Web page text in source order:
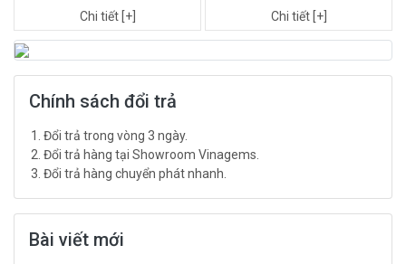
Chi tiết [+]
Chi tiết [+]
Chính sách đổi trả
Đổi trả trong vòng 3 ngày.
Đổi trả hàng tại Showroom Vinagems.
Đổi trả hàng chuyển phát nhanh.
Bài viết mới